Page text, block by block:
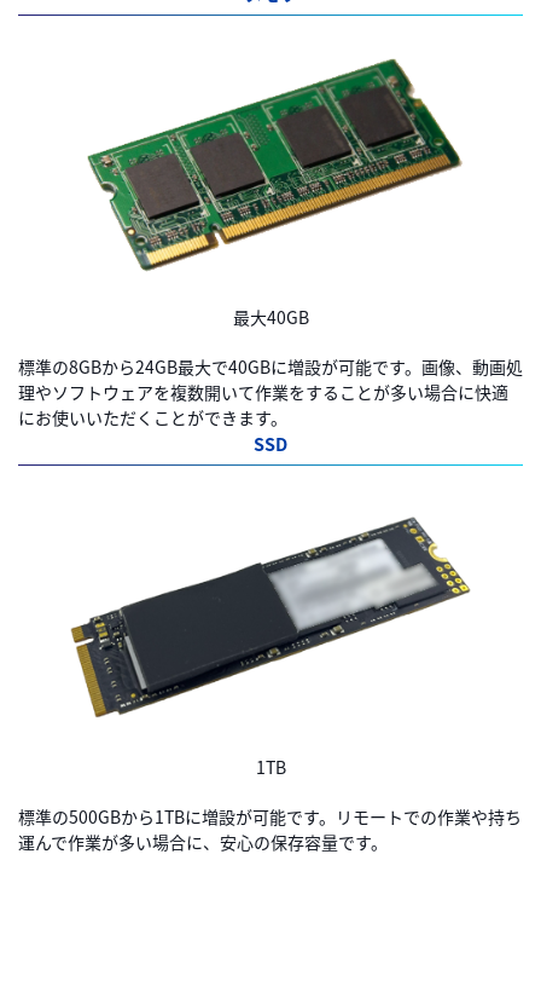
最大40GB
標準の8GBから24GB最大で40GBに増設が可能です。画像、動画処
理やソフトウェアを複数開いて作業をすることが多い場合に快適
にお使いいただくことができます。
SSD
1TB
標準の500GBから1TBに増設が可能です。リモートでの作業や持ち
運んで作業が多い場合に、安心の保存容量です。